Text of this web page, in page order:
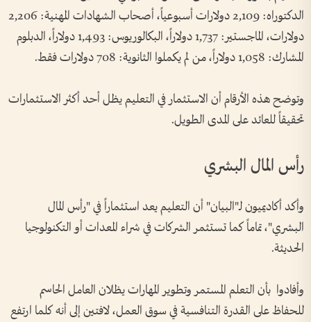
الدكتوراه: 2,109 دولارات أسبوعياً، أصحاب الشهادات المهنية: 2,206
دولارات، الماجستير: 1,737 دولاراً، البكالوريوس: 1,493 دولاراً، الدبلوم
المشارك: 1,058 دولاراً، من لم يكملوا الثانوية: 708 دولارات فقط.
وتوضح هذه الأرقام أن الاستثمار في التعليم يظل أحد أكثر الاستثمارات
تحقيقاً للعائد على المدى الطويل.
رأس المال البشري
وأكد أكاديميون لـ"البيان" أن التعليم يعد استثماراً في "رأس المال
البشري"، تماماً كما تستثمر الشركات في شراء المعدات أو التكنولوجيا
الحديثة.
وأفادوا بأن التعلم المستمر وتطوير المهارات يظلان العامل الحاسم
للحفاظ على القدرة التنافسية في سوق العمل، لافتين إلى أنه كلما ارتفع